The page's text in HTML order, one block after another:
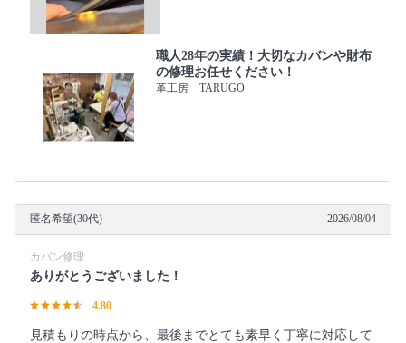
職人28年の実績！大切なカバンや財布
の修理お任せください！
革工房 TARUGO
匿名希望(30代) 2026/08/04
カバン修理
ありがとうございました！
4.80
見積もりの時点から、最後までとても素早く丁寧に対応して